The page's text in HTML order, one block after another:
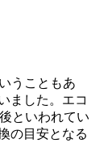
うこともあ
ました。エコ
といわれてい
の目安となる